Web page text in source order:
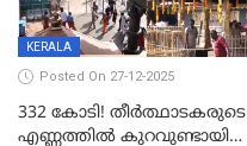
KERALA
Posted On 27-12-2025
332 കോടി! തീർത്ഥാടകരുടെ
എണ്ണത്തിൽ കുറവുണ്ടായിട്ടും